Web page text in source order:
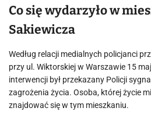
Co się wydarzyło w
Sakiewicza
Według relacji medialnych policjanci
przy ul. Wiktorskiej w Warszawie 15
interwencji był przekazany Policji
zagrożenia życia. Osoba, której życie
znajdować się w tym mieszkaniu.